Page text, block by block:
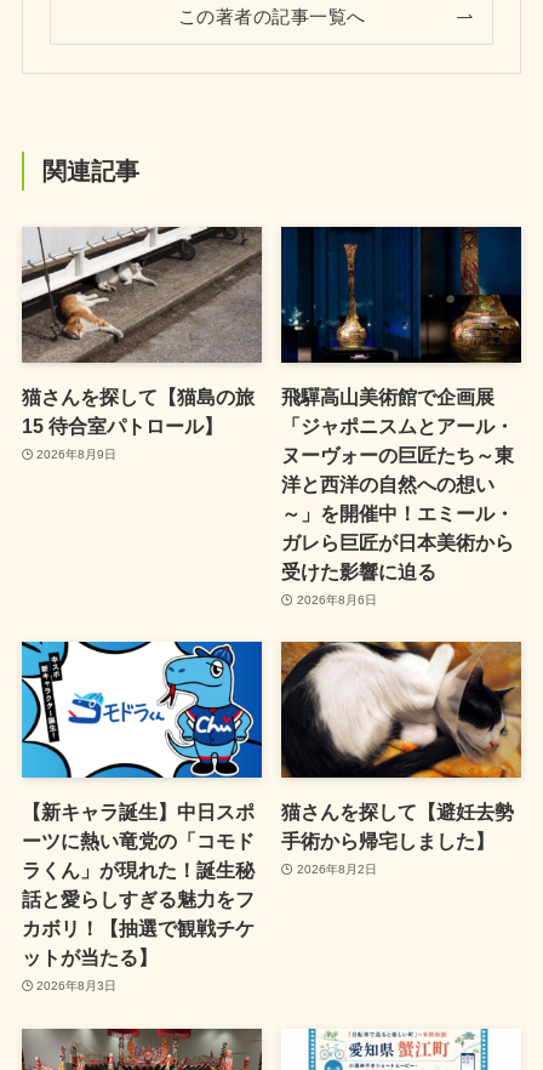
この著者の記事一覧へ
関連記事
猫さんを探して【猫島の旅
15 待合室パトロール】
2026年8月9日
飛驒高山美術館で企画展
「ジャポニスムとアール・
ヌーヴォーの巨匠たち～東
洋と西洋の自然への想い
～」を開催中！エミール・
ガレら巨匠が日本美術から
受けた影響に迫る
2026年8月6日
【新キャラ誕生】中日スポ
ーツに熱い竜党の「コモド
ラくん」が現れた！誕生秘
話と愛らしすぎる魅力をフ
カボリ！【抽選で観戦チケ
ットが当たる】
2026年8月3日
猫さんを探して【避妊去勢
手術から帰宅しました】
2026年8月2日